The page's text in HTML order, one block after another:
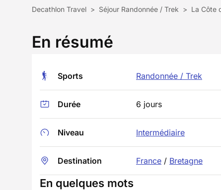
Decathlon Travel > Séjour Randonnée / Trek > La Côte
En résumé
Sports Randonnée / Trek
Durée 6 jours
Niveau Intermédiaire
Destination France / Bretagne
En quelques mots